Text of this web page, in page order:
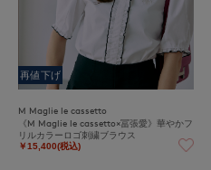
再値下げ
M Maglie le cassetto
《M Maglie le cassetto×冨張愛》華やかフ
リルカラーロゴ刺繍ブラウス
￥15,400(税込)